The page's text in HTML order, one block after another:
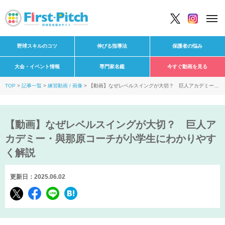
野球スキルのコツ 伸びる指導法 保護者の悩み
大会・イベント情報 専門家名鑑 今すぐ動画を見る
TOP 記事一覧 練習動画 / 画像
【動画】なぜレベルスイングが大切？ 巨人アカデミー・
【動画】なぜレベルスイングが大切？ 巨人ア
カデミー・與那原コーチが小学生にわかりやす
く解説
更新日：2025.06.02